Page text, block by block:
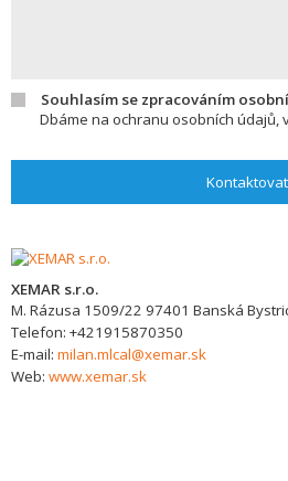
Souhlasím se zpracováním
Dbáme na ochranu osobních údajů,
Kontaktovat
XEMAR s.r.o.
M. Rázusa 1509/22 97401 Banská
Telefon: +421915870350
E-mail: milan.mlcal@xemar.sk
Web: www.xemar.sk